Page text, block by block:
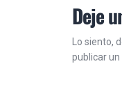
Deje
Lo siento,
publicar un